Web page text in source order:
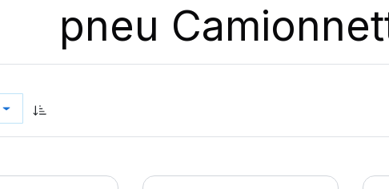
pneu